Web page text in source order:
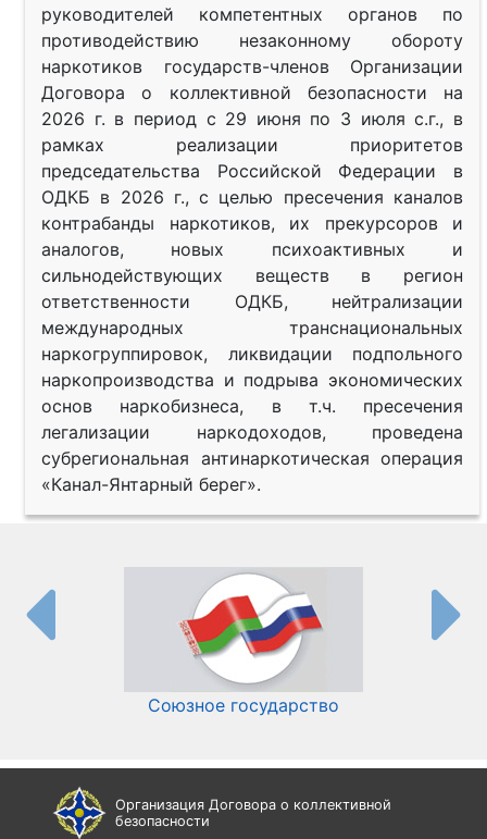
руководителей компетентных органов по
противодействию незаконному обороту
наркотиков государств-членов Организации
Договора о коллективной безопасности на
2026 г. в период с 29 июня по 3 июля с.г., в
рамках реализации приоритетов
председательства Российской Федерации в
ОДКБ в 2026 г., с целью пресечения каналов
контрабанды наркотиков, их прекурсоров и
аналогов, новых психоактивных и
сильнодействующих веществ в регион
ответственности ОДКБ, нейтрализации
международных транснациональных
наркогруппировок, ликвидации подпольного
наркопроизводства и подрыва экономических
основ наркобизнеса, в т.ч. пресечения
легализации наркодоходов, проведена
субрегиональная антинаркотическая операция
«Канал-Янтарный берег».
Союзное государство
Организация Договора о коллективной
безопасности